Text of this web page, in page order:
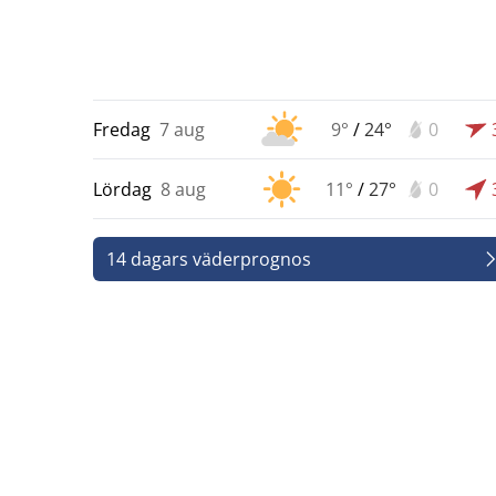
Fredag 7 aug 9° /24° 0
Lördag 8 aug 11° /27° 0
14 dagars väderprognos